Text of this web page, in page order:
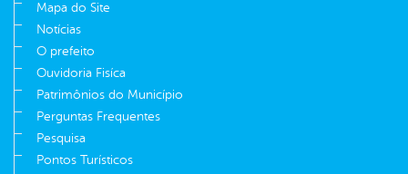
Mapa do Site
Notícias
O prefeito
Ouvidoria Fisíca
Patrimônios do Município
Perguntas Frequentes
Pesquisa
Pontos Turísticos